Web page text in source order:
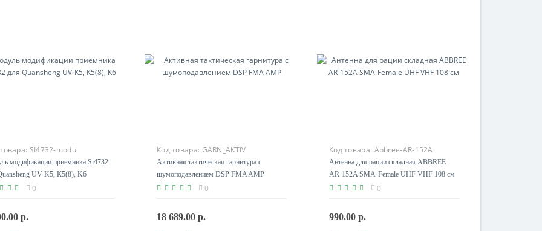
SI4732-modul
модификации приёмника Si4732
UV-K5, К5(8), K6
0
р.
Код товара: GARN_AKTIV
Активная тактическая гарнитура с
шумоподавлением DSP FMA AMP
0
18 689.00 р.
Код товара: Abbree-AR-152A
Антенна для рации складная ABBREE
AR-152A SMA-Female UHF VHF 108 см
0
990.00 р.